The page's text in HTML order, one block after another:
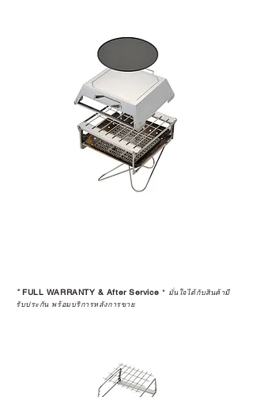
ตัวแทนจำหน่ายที่ได้รับการแต่งตั้ง
เพื่อให้คุณได้รับทั้งสินค้า และ
ประสบการณ์ที่สมบูรณ์แบบในระยะ
อ่านต่อเรื่องการรับประกันสินค้าได้
https://www.campstudio.co.th/
*FULL WARRANTY & After Service * มั่นใจได้กับสินค้ามี
รับประกัน พร้อมบริการหลังการขาย